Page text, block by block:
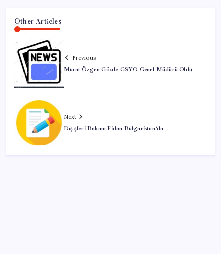
Other Articles
Previous
Murat Özgen Gözde GSYO Genel Müdürü Oldu
Next
Dışişleri Bakanı Fidan Bulgaristan’da